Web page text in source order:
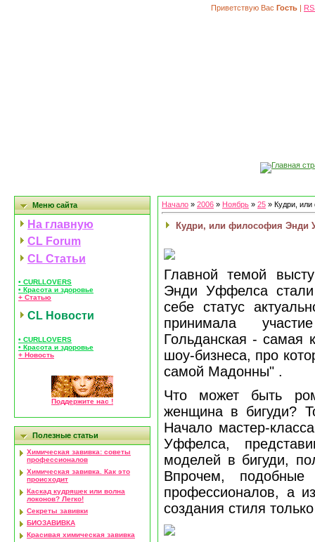
Приветствую Вас Гость |
Главная
Меню сайта
На главную
CL Forum
CL Статьи
• CURLLOVERS
• Красота и здоровье
+ Статью
CL Новости
• CURLLOVERS
• Красота и здоровье
+ Новость
Поддержите нас !
Полезные статьи
Химическая завивка: советы
профессионалов
Химическая завивка. Как это
происходит
Каскад кудряшек или волна
локонов? Легко!
Секреты завивки
БИОЗАВИВКА
Красивая химическая завивка
Начало » 2006 » Ноябрь » 25 » Кудри,
Кудри, или философия Энди
Главной темой
Энди Уффелса
себе статус
принимала
Гольданская - самая
шоу-бизнеса, про
самой Мадонны" .
Что может быть
женщина в бигуди?
Начало мастер-
Уффелса,
моделей в бигуди,
Впрочем, подобные
профессионалов, а
создания стиля